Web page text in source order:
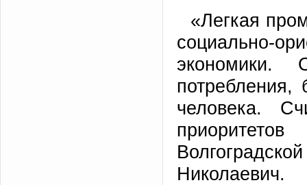
«Легкая
социально-
экономики.
потребления,
человека.
Николаевич.